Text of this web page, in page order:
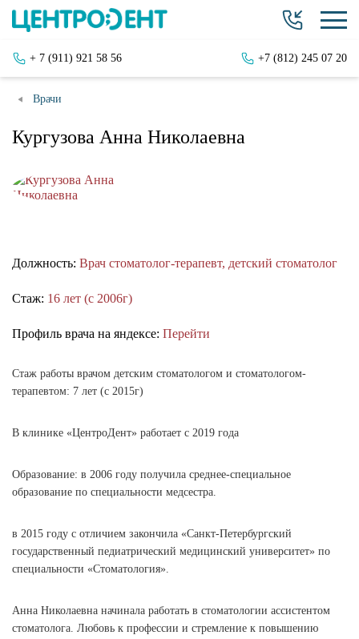
+ 7 (911) 921 58 56 +7 (812) 245 07 20
Врачи
Кургузова Анна Николаевна
Должность: Врач стоматолог-терапевт, детский стоматолог
Стаж: 16 лет (с 2006г)
Профиль врача на яндексе: Перейти
Стаж работы врачом детским стоматологом и стоматологом-
терапевтом: 7 лет (с 2015г)
В клинике «ЦентроДент» работает с 2019 года
Образование: в 2006 году получила среднее-специальное
образование по специальности медсестра.
в 2015 году с отличием закончила «Санкт-Петербургский
государственный педиатрический медицинский университет» по
специальности «Стоматология».
Анна Николаевна начинала работать в стоматологии ассистентом
стоматолога. Любовь к профессии и стремление к повышению